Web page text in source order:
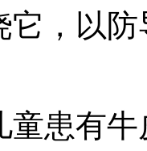
它，以
童患有